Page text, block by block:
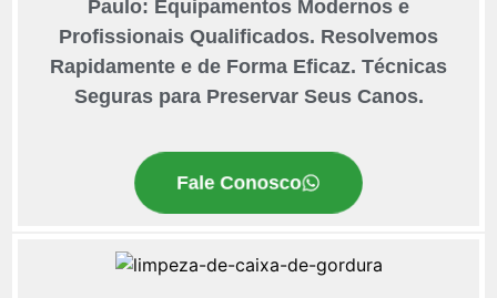
Paulo: Equipamentos Modernos e
Profissionais Qualificados. Resolvemos
Rapidamente e de Forma Eficaz. Técnicas
Seguras para Preservar Seus Canos.
Fale Conosco